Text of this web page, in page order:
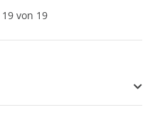
von 19